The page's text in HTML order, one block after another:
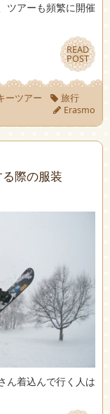
ツアーも頻繁に開催
READ
POST
READ
POST
ーツアー
旅行
Erasmo
際の服装
ん着込んで行く人は